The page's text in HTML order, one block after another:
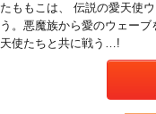
たももこは、 伝説の愛天使
う。悪魔族から愛のウェー
天使たちと共に戦う…!